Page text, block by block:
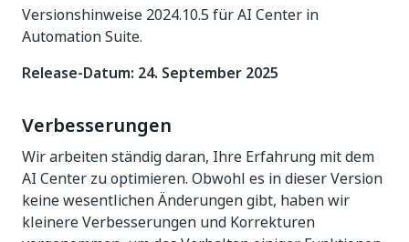
Versionshinweise 2024.10.5 für AI Center in
Automation Suite.
Release-Datum: 24. September 2025
Verbesserungen
Wir arbeiten ständig daran, Ihre Erfahrung mit dem
AI Center zu optimieren. Obwohl es in dieser Version
keine wesentlichen Änderungen gibt, haben wir
kleinere Verbesserungen und Korrekturen